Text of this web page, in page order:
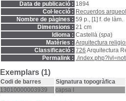
Data de publicació : 1894
Col·lecció : Recuerdos
Nombre de pàgines : 59 p., [1] f. de làm.
Dimensions : 21 cm
Idioma : Castellà (spa)
Matèries : Arquitectura
Classificació : 726 Arquitectura
Permalink : ./
Exemplars (1)
Codi de barres Signatura topogràfica
13010000003939
capsa I